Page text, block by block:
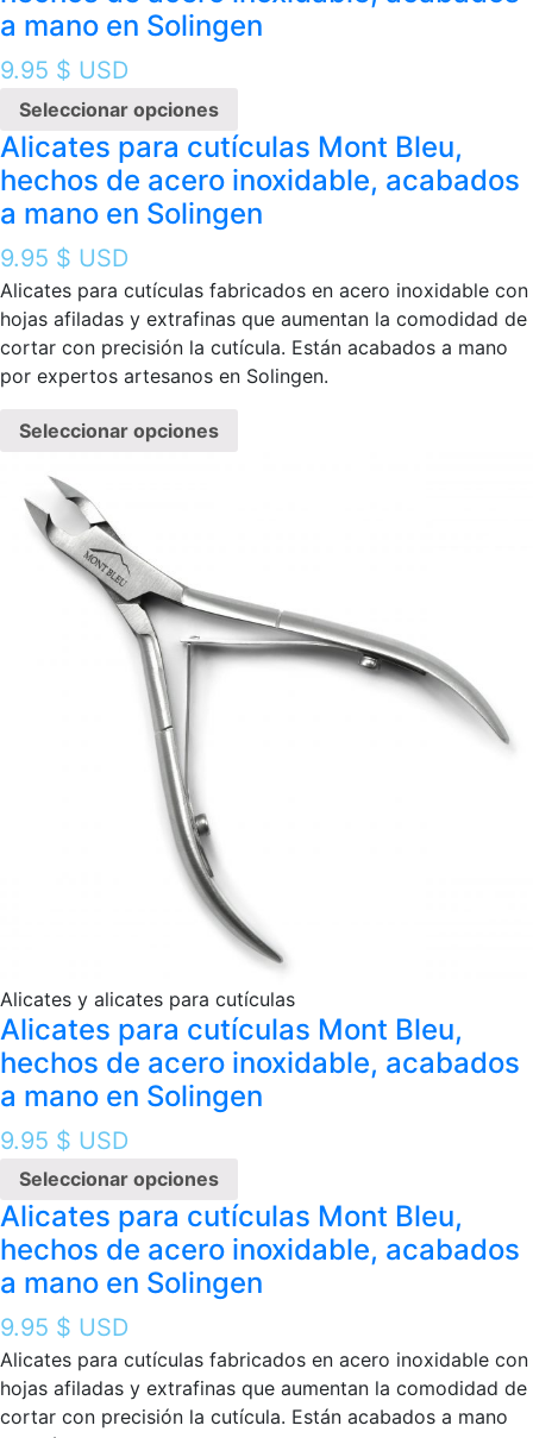
a mano en Solingen
9.95 $ USD
Seleccionar opciones
Alicates para cutículas Mont Bleu,
hechos de acero inoxidable, acabados
a mano en Solingen
9.95 $ USD
Alicates para cutículas fabricados en acero inoxidable con
hojas afiladas y extrafinas que aumentan la comodidad de
cortar con precisión la cutícula. Están acabados a mano
por expertos artesanos en Solingen.
Seleccionar opciones
Alicates y alicates para cutículas
Alicates para cutículas Mont Bleu,
hechos de acero inoxidable, acabados
a mano en Solingen
9.95 $ USD
Seleccionar opciones
Alicates para cutículas Mont Bleu,
hechos de acero inoxidable, acabados
a mano en Solingen
9.95 $ USD
Alicates para cutículas fabricados en acero inoxidable con
hojas afiladas y extrafinas que aumentan la comodidad de
cortar con precisión la cutícula. Están acabados a mano